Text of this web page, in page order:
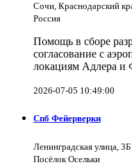
Сочи, Краснодарский
Россия
Помощь в сборе
согласование с
локациям Адлера
2026-07-05 10:49:00
Спб Фейерверки
Ленинградская улица, 3Б
Посёлок Осельки